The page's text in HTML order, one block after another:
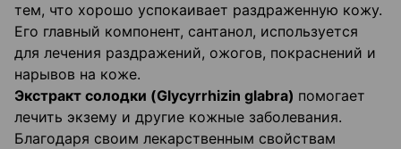
тем, что хорошо успокаивает раздраженную кожу.
Его главный компонент, сантанол, используется
для лечения раздражений, ожогов, покраснений и
нарывов на коже.
Экстракт солодки (Glycyrrhizin glabra) помогает
лечить экзему и другие кожные заболевания.
Благодаря своим лекарственным свойствам